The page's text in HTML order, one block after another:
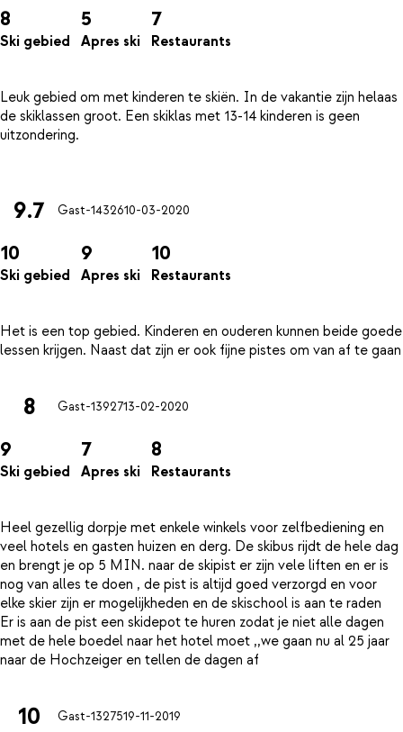
8
Ski gebied
5
Apres ski
7
Restaurants
Leuk gebied om met kinderen te skiën. In de vakantie zijn helaas
de skiklassen groot. Een skiklas met 13-14 kinderen is geen
uitzondering.
9.7 Gast-1432610-03-2020
10
Ski gebied
9
Apres ski
10
Restaurants
Het is een top gebied. Kinderen en ouderen kunnen beide goede
8 Gast-1392713-02-2020
9
Ski gebied
7
Apres ski
8
Restaurants
Heel gezellig dorpje met enkele winkels voor zelfbediening en
veel hotels en gasten huizen en derg. De skibus rijdt de hele dag
en brengt je op 5 MIN. naar de skipist er zijn vele liften en er is
nog van alles te doen , de pist is altijd goed verzorgd en voor
elke skier zijn er mogelijkheden en de skischool is aan te raden
Er is aan de pist een skidepot te huren zodat je niet alle dagen
met de hele boedel naar het hotel moet ,,we gaan nu al 25 jaar
10 Gast-1327519-11-2019